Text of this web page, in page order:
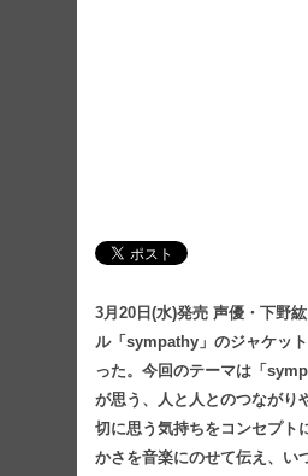
3月20日(水)発売 声優・下野
ル「sympathy」のジャケッ
った。今回のテーマは「
が思う、人と人とのつながり
切に思う気持ちをコンセプト
かさを音楽にのせて伝え、い